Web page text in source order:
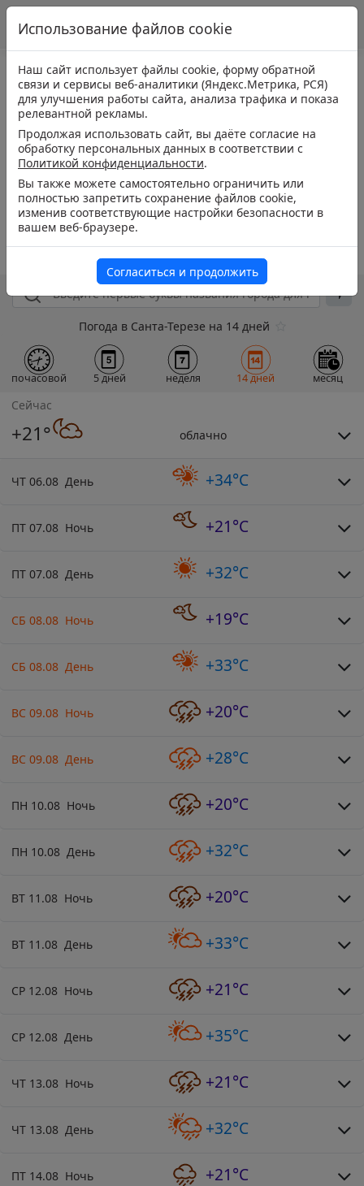
Погода в Санта-Терезе на 14 дней
почасовой 5 дней неделя 14 дней месяц
Сейчас
+21° облачно
ЧТ 06.08 День +34°C
ПТ 07.08 Ночь +21°C
ПТ 07.08 День +32°C
СБ 08.08 Ночь +19°C
СБ 08.08 День +33°C
ВС 09.08 Ночь +20°C
ВС 09.08 День +28°C
ПН 10.08 Ночь +20°C
ПН 10.08 День +32°C
ВТ 11.08 Ночь +20°C
ВТ 11.08 День +33°C
СР 12.08 Ночь +21°C
СР 12.08 День +35°C
ЧТ 13.08 Ночь +21°C
ЧТ 13.08 День +32°C
ПТ 14.08 Ночь +21°C
Использование файлов cookie
Наш сайт использует файлы cookie, форму обратной
связи и сервисы веб-аналитики (Яндекс.Метрика, РСЯ)
для улучшения работы сайта, анализа трафика и показа
релевантной рекламы.
Продолжая использовать сайт, вы даёте согласие на
обработку персональных данных в соответствии с
Политикой конфиденциальности.
Вы также можете самостоятельно ограничить или
полностью запретить сохранение файлов cookie,
изменив соответствующие настройки безопасности в
вашем веб-браузере.
Согласиться и продолжить